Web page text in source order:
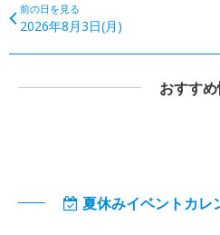
前の日を見る
2026年8月3日(月)
おすす
夏休みイベントカレ